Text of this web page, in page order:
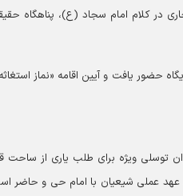
در کلام امام سجاد (ع)، پناهگاه
حضور یافت و آیین اقامه «نماز
توسلی ویژه برای طلب یاری از
عملی شیعیان با امام حی و حاضر